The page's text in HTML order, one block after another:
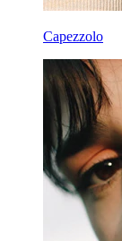
Capezzolo